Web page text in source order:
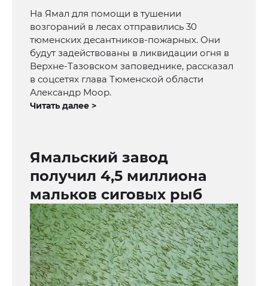
На Ямал для помощи в тушении
возгораний в лесах отправились 30
тюменских десантников-пожарных. Они
будут задействованы в ликвидации огня в
Верхне-Тазовском заповеднике, рассказал
в соцсетях глава Тюменской области
Александр Моор.
Читать далее >
Ямальский завод
получил 4,5 миллиона
мальков сиговых рыб